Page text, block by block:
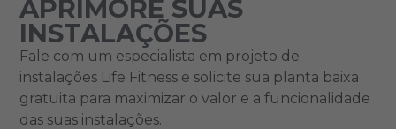
APRIMORE SUAS
INSTALAÇÕES
Fale com um especialista em projeto de
instalações Life Fitness e solicite sua planta baixa
gratuita para maximizar o valor e a funcionalidade
das suas instalações.